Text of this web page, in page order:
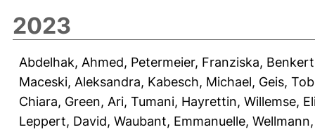
2023
Abdelhak, Ahmed, Petermeier, Franziska,
Maceski, Aleksandra, Kabesch, Michael, Geis,
Chiara, Green, Ari, Tumani, Hayrettin, Willemse,
Leppert, David, Waubant, Emmanuelle,